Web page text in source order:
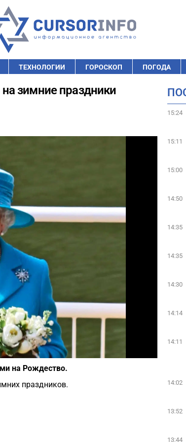
ТЕХНОЛОГИИ ГОРОСКОП ПОГОДА
зимние праздники
Фото: depositphotos.com
на Рождество.
праздников.
15:24
15:11
15:00
14:50
14:35
14:35
14:30
14:14
14:11
14:02
13:52
13:44